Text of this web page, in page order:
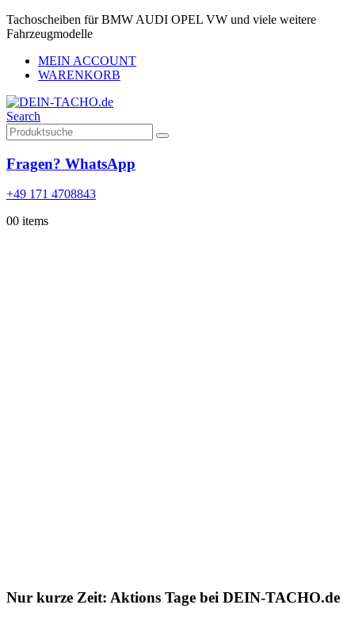
Tachoscheiben für BMW AUDI OPEL VW und viele weitere
Fahrzeugmodelle
MEIN ACCOUNT
WARENKORB
Search
Fragen? WhatsApp
+49 171 4708843
00 items
Nur kurze Zeit: Aktions Tage bei DEIN-TACHO.de